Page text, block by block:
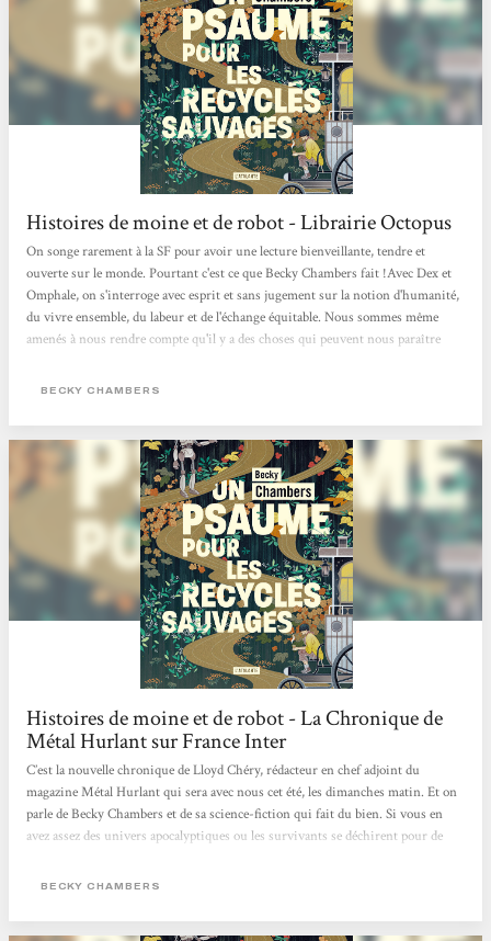
Histoires de moine et de robot - Librairie Octopus
On songe rarement à la SF pour avoir une lecture bienveillante, tendre et
ouverte sur le monde. Pourtant c'est ce que Becky Chambers fait !Avec Dex et
Omphale, on s'interroge avec esprit et sans jugement sur la notion d'humanité,
du vivre ensemble, du labeur et de l'échange équitable. Nous sommes même
amenés à nous rendre compte qu'il y a des choses qui peuvent nous paraître
comprendre l'empathie nécessaire à la compréhension des gens qui nous
BECKY CHAMBERS
Histoires de moine et de robot - La Chronique de
Métal Hurlant sur France Inter
C’est la nouvelle chronique de Lloyd Chéry, rédacteur en chef adjoint du
magazine Métal Hurlant qui sera avec nous cet été, les dimanches matin. Et on
parle de Becky Chambers et de sa science-fiction qui fait du bien. Si vous en
avez assez des univers apocalyptiques ou les survivants se déchirent pour de
personnages broyés par des états totalitaires vous dépriment. Si l’actualité vous
fiction des années 70, eh bien, réjouissez-vous,...
BECKY CHAMBERS